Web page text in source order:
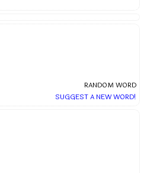
RANDOM WORD
SUGGEST A NEW WORD!